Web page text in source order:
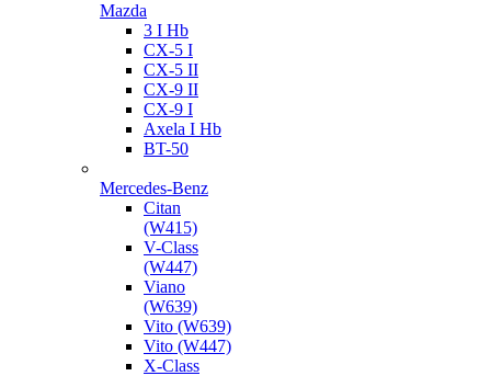
Mazda
3 I Hb
CX-5 I
CX-5 II
CX-9 II
CX-9 I
Axela I Hb
BT-50
Mercedes-Benz
Citan
(W415)
V-Class
(W447)
Viano
(W639)
Vito (W639)
Vito (W447)
X-Class